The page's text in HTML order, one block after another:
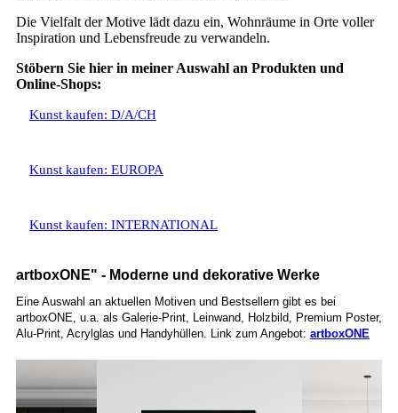
Die Vielfalt der Motive lädt dazu ein, Wohnräume in Orte voller
Inspiration und Lebensfreude zu verwandeln.
Stöbern Sie hier in meiner Auswahl an Produkten und
Online-Shops:
Kunst kaufen: D/A/CH
Kunst kaufen: EUROPA
Kunst kaufen: INTERNATIONAL
artboxONE" - Moderne und dekorative Werke
Eine Auswahl an aktuellen Motiven und Bestsellern gibt es bei
artboxONE, u.a. als Galerie-Print, Leinwand, Holzbild, Premium Poster,
Alu-Print, Acrylglas und Handyhüllen. Link zum Angebot: artboxONE